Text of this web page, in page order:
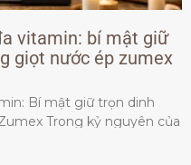
vitamin: bí mật giữ
giọt nước ép zumex
Bí mật giữ trọn dinh
Trong kỷ nguyên của